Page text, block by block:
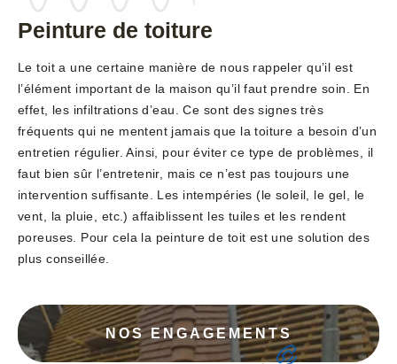
Peinture de toiture
Le toit a une certaine manière de nous rappeler qu’il est
l’élément important de la maison qu’il faut prendre soin. En
effet, les infiltrations d’eau. Ce sont des signes très
fréquents qui ne mentent jamais que la toiture a besoin d’un
entretien régulier. Ainsi, pour éviter ce type de problèmes, il
faut bien sûr l’entretenir, mais ce n’est pas toujours une
intervention suffisante. Les intempéries (le soleil, le gel, le
vent, la pluie, etc.) affaiblissent les tuiles et les rendent
poreuses. Pour cela la peinture de toit est une solution des
plus conseillée.
NOS ENGAGEMENTS